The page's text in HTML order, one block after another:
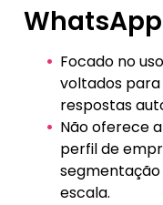
Focado no
voltados
respostas
Não oferece
perfil de
escala.